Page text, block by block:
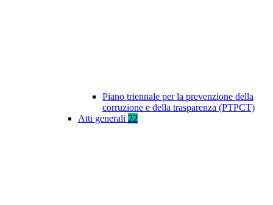
Piano triennale per la prevenzione della
corruzione e della trasparenza (PTPCT)
Atti generali 22